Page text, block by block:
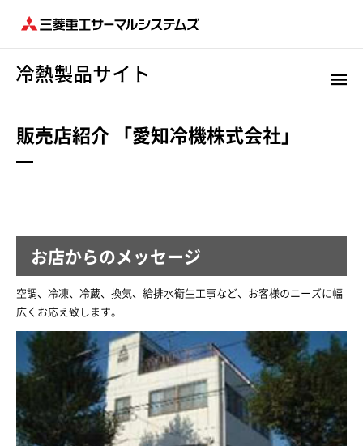
販売店紹介 「愛知冷機株式会社」
お店からのメッセージ
空調、冷凍、冷蔵、換気、給排水衛生工事など、お客様のニーズに幅
広くお応え致します。